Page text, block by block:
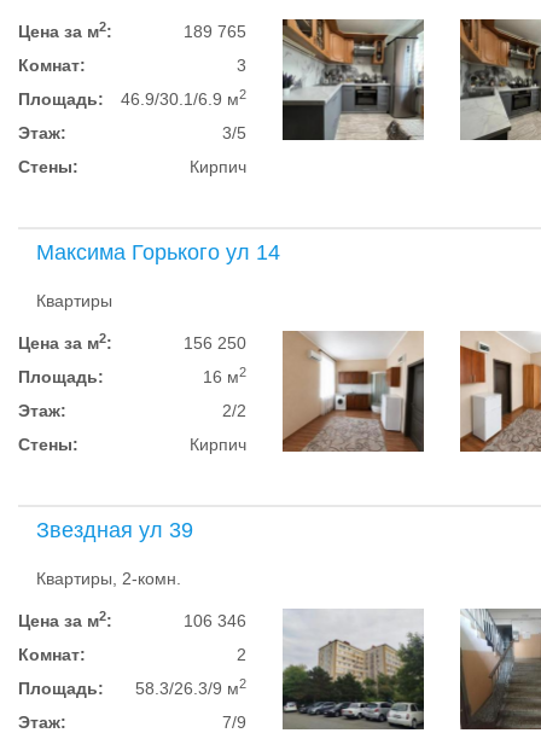
Цена за м2:
189 765
Комнат:
3
Площадь:
46.9/30.1/6.9 м2
Этаж:
3/5
Стены:
Кирпич
Максима Горького ул 14
Квартиры
Цена за м2:
156 250
Площадь:
16 м2
Этаж:
2/2
Стены:
Кирпич
Звездная ул 39
Квартиры, 2-комн.
Цена за м2:
106 346
Комнат:
2
Площадь:
58.3/26.3/9 м2
Этаж:
7/9